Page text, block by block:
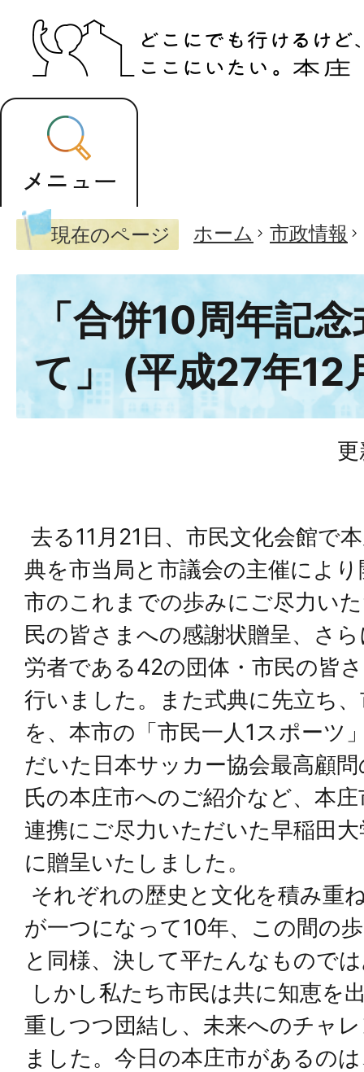
現在のページ ホーム 市政情報
「合併10周年記
て」 (平成27年12
去る11月21日、市民文化会館で
典を市当局と市議会の主催によ
市のこれまでの歩みにご尽力い
民の皆さまへの感謝状贈呈、さ
労者である42の団体・市民の皆
行いました。また式典に先立ち
を、本市の「市民一人1スポーツ
だいた日本サッカー協会最高顧
氏の本庄市へのご紹介など、本
連携にご尽力いただいた早稲田
に贈呈いたしました。
それぞれの歴史と文化を積み重
が一つになって10年、この間の
と同様、決して平たんなもので
しかし私たち市民は共に知恵を
重しつつ団結し、未来へのチャ
ました。今日の本庄市があるの